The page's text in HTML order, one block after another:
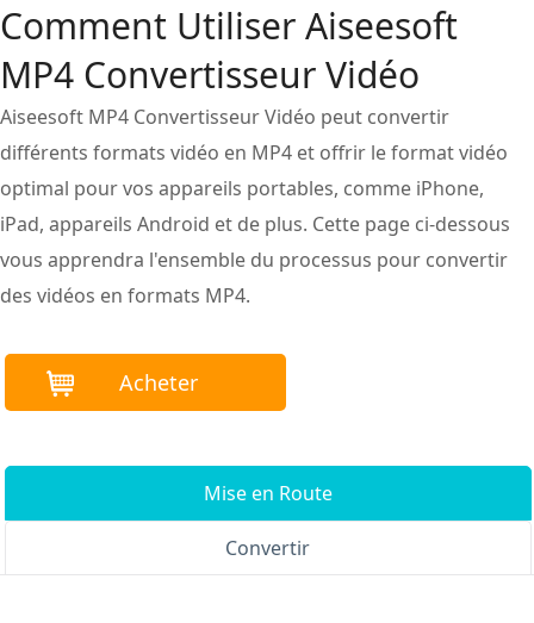
Comment Utiliser Aiseesoft
MP4 Convertisseur Vidéo
Aiseesoft MP4 Convertisseur Vidéo peut convertir
différents formats vidéo en MP4 et offrir le format vidéo
optimal pour vos appareils portables, comme iPhone,
iPad, appareils Android et de plus. Cette page ci-dessous
vous apprendra l'ensemble du processus pour convertir
des vidéos en formats MP4.
Acheter
Mise en Route
Convertir